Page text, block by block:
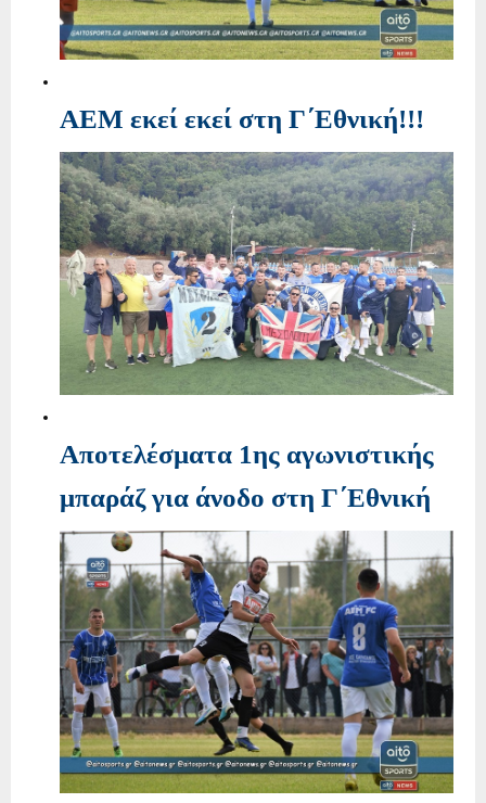
ΑΕΜ εκεί εκεί στη Γ΄Εθνική!!!
Αποτελέσματα 1ης αγωνιστικής
μπαράζ για άνοδο στη Γ΄Εθνική